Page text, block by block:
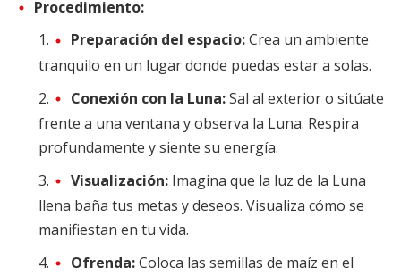
Procedimiento:
Preparación del espacio:Crea un ambiente
tranquilo en un lugar donde puedas estar a solas.
Conexión con la Luna:Sal al exterior o sitúate
frente a una ventana y observa la Luna. Respira
profundamente y siente su energía.
Visualización:Imagina que la luz de la Luna
llena baña tus metas y deseos. Visualiza cómo se
manifiestan en tu vida.
Ofrenda:Coloca las semillas de maíz en el